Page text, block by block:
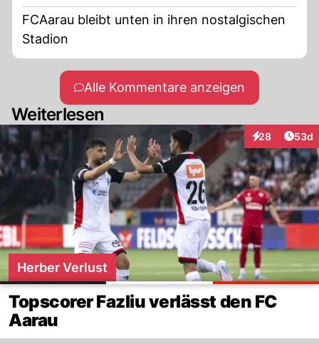
FCAarau bleibt unten in ihren nostalgischen
Stadion
Alle Kommentare anzeigen
Weiterlesen
28
Interaktionen
53d
Herber Verlust
Topscorer Fazliu verlässt den FC
Aarau